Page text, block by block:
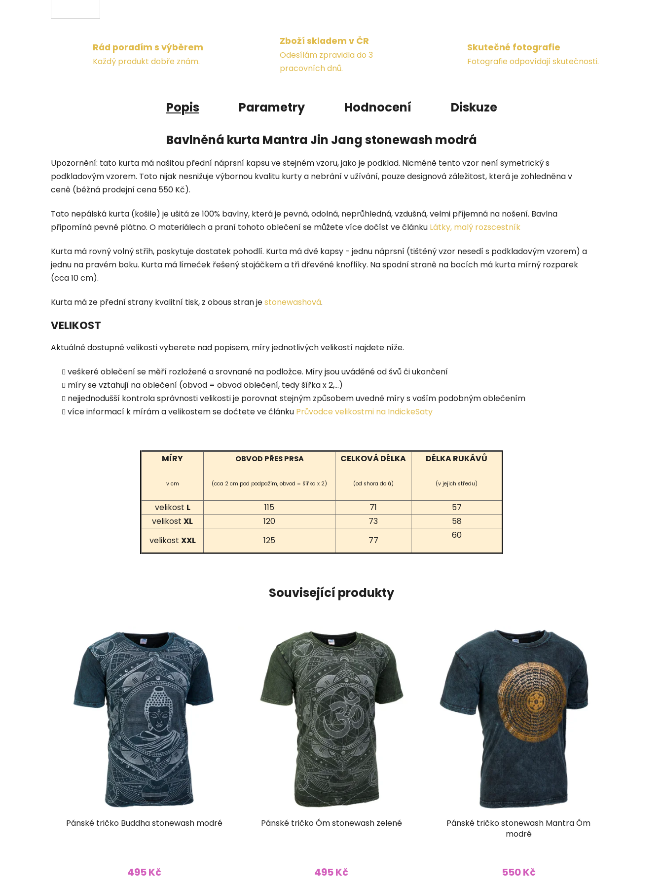
Rád poradím s výběrem
Každý produkt dobře znám.
Zboží skladem v ČR
Odesílám zpravidla do 3
pracovních dnů.
Skutečné fotografie
Fotografie odpovídají skutečnosti.
Popis Parametry Hodnocení
Diskuze
Bavlněná kurta Mantra Jin Jang stonewash modrá
Upozornění: tato kurta má našitou přední náprsní kapsu ve stejném vzoru, jako je podklad. Nicméně tento vzor není symetrický s
podkladovým vzorem. Toto nijak nesnižuje výbornou kvalitu kurty a nebrání v užívání, pouze designová záležitost, která je zohledněna v
ceně (běžná prodejní cena 550 Kč).
Tato nepálská kurta (košile) je ušitá ze 100% bavlny, která je pevná, odolná, neprůhledná, vzdušná, velmi příjemná na nošení. Bavlna
připomíná pevné plátno. O materiálech a praní tohoto oblečení se můžete více dočíst ve článku Látky, malý rozscestník
Kurta má rovný volný střih, poskytuje dostatek pohodlí. Kurta má dvě kapsy - jednu náprsní (tištěný vzor nesedí s podkladovým vzorem) a
jednu na pravém boku. Kurta má límeček řešený stojáčkem a tři dřevěné knoflíky. Na spodní straně na bocích má kurta mírný rozparek
(cca 10 cm).
Kurta má ze přední strany kvalitní tisk, z obous stran jestonewashová.
VELIKOST
Aktuálně dostupné velikosti vyberete nad popisem, míry jednotlivých velikostí najdete níže.
veškeré oblečení se měří rozložené a srovnané na podložce. Míry jsou uváděné od švů či ukončení
míry se vztahují na oblečení (obvod = obvod oblečení, tedy šířka x 2,...)
nejjednodušší kontrola správnosti velikosti je porovnat stejným způsobem uvedné míry s vaším podobným oblečením
více informací k mírám a velikostem se dočtete ve článku Průvodce velikostmi na IndickeSaty
MÍRY
v cm
OBVOD PŘES PRSA
(cca 2 cm pod podpažím, obvod = šířka x 2)
CELKOVÁ DÉLKA
(od shora dolů)
DÉLKA RUKÁVŮ
(v jejich středu)
velikost L 115 71
57
velikost XL 120 73
58
velikost XXL 125 77 60
Související produkty
Pánské tričko Buddha stonewash modré
495 Kč
Pánské tričko Óm stonewash zelené
495 Kč
Pánské tričko stonewash Mantra Óm
modré
hodnocení
550 Kč